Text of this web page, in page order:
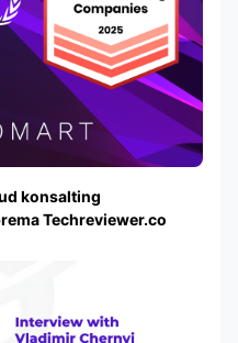
konsalting
Techreviewer.co